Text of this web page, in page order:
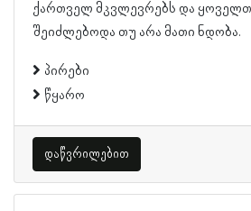
ქართველ მკვლევრებს და
შეიძლებოდა თუ არა მათი ნდობა.
პირები
წყარო
დაწვრილებით